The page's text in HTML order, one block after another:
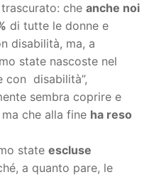
che anche noi
di tutte le donne e
disabilità, ma, a
state nascoste nel
con disabilità”,
sembra coprire e
che alla fine ha reso
state escluse
a quanto pare, le